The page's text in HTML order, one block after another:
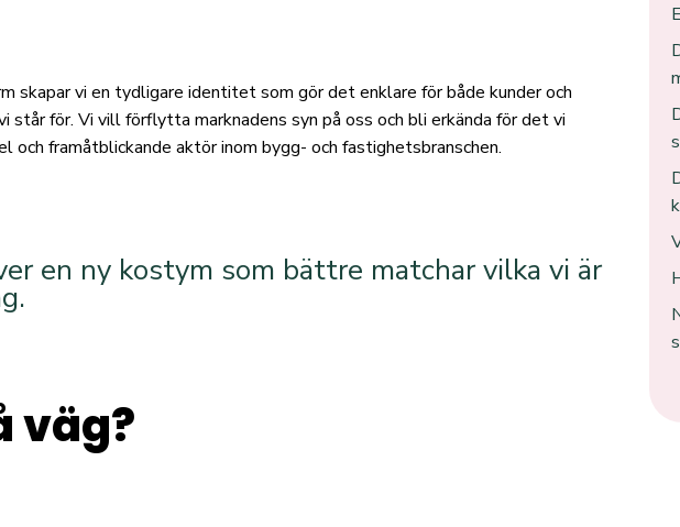
skapar vi en tydligare identitet som gör det enklare för både kunder och
för. Vi vill förflytta marknadens syn på oss och bli erkända för det vi
och framåtblickande aktör inom bygg- och fastighetsbranschen.
en ny kostym som bättre matchar vilka vi är
väg?